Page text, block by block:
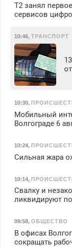
Т2 занял
сервисов
10:46, ТРАНСПОРТ
10:30,
Мобильный
Волгограде 6
10:24,
Сильная жара
10:14,
Свалку и
ликвидируют
09:58, ОБЩЕСТВО
В офисах
сокращать